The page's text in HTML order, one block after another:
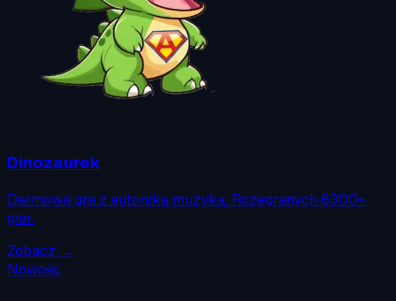
Dinozaurek
Darmowa gra z autorską muzyką. Rozegranych 6300+
gier.
Zobacz →
Nowość